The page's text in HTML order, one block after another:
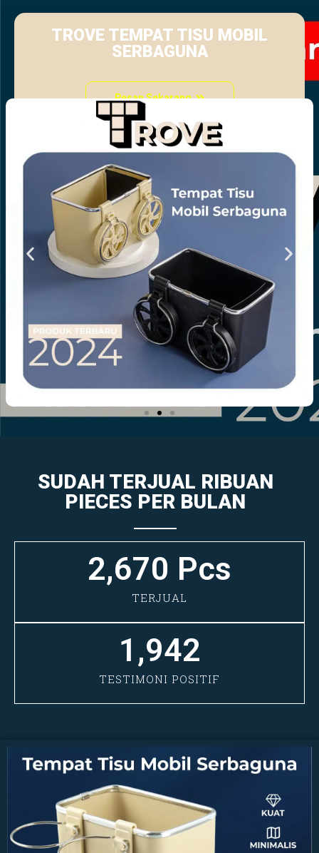
TROVE TEMPAT TISU MOBIL
SERBAGUNA
Pesan Sekarang
SUDAH TERJUAL RIBUAN
PIECES PER BULAN
2,670 Pcs
TERJUAL
1,942
TESTIMONI POSITIF